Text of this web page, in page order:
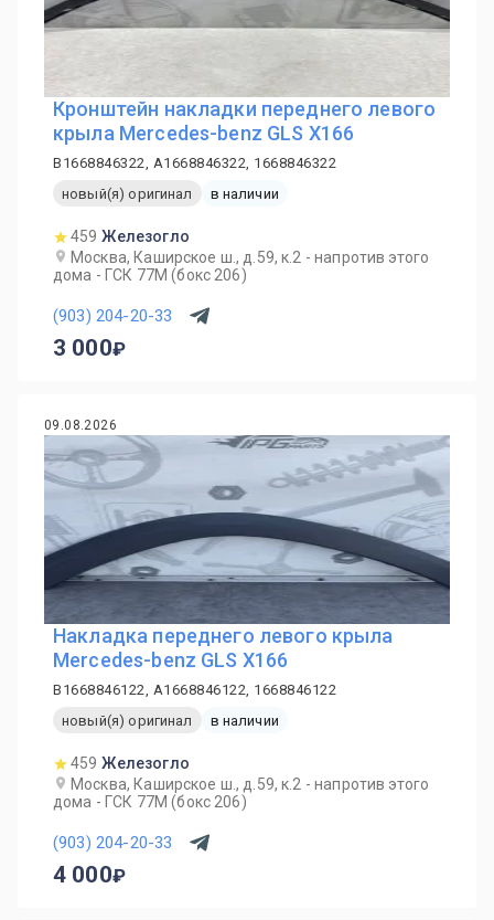
Кронштейн накладки переднего левого
крыла Mercedes-benz GLS X166
B1668846322, A1668846322, 1668846322
новый(я) оригинал
в наличии
459 Железогло
Москва, Каширское ш., д.59, к.2 - напротив этого
дома - ГСК 77М (бокс 206)
(903) 204-20-33
3 000
09.08.2026
Накладка переднего левого крыла
Mercedes-benz GLS X166
B1668846122, A1668846122, 1668846122
новый(я) оригинал
в наличии
459 Железогло
Москва, Каширское ш., д.59, к.2 - напротив этого
дома - ГСК 77М (бокс 206)
(903) 204-20-33
4 000